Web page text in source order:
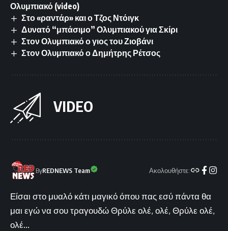
Ολυμπιακό (video)
Στο «ραντάρ» και ο Τζος Ντόιγκ
Δυνατό “μπάσιμο” Ολυμπιακού για Σκίρι
Στον Ολυμπιακό ο γιος του Ζιοβάνι
Στον Ολυμπιακό ο Δημήτρης Ρέτσος
VIDEO
ByREDNEWS Team Ακολουθήστε:
Είσαι στο μυαλό κάτι μαγικό όπου πας εσύ πάντα θα
μαι εγώ να σου τραγουδώ Θρύλε ολέ, ολέ, Θρύλε ολέ,
ολέ...